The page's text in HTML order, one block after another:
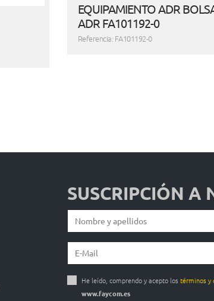
EQUIPAMIENTO ADR
ADR FA101192-0
Referencia: FA101192-0
SUSCRIPCIÓN A
He leído, comprendo y acepto los términos y
www.faycom.es